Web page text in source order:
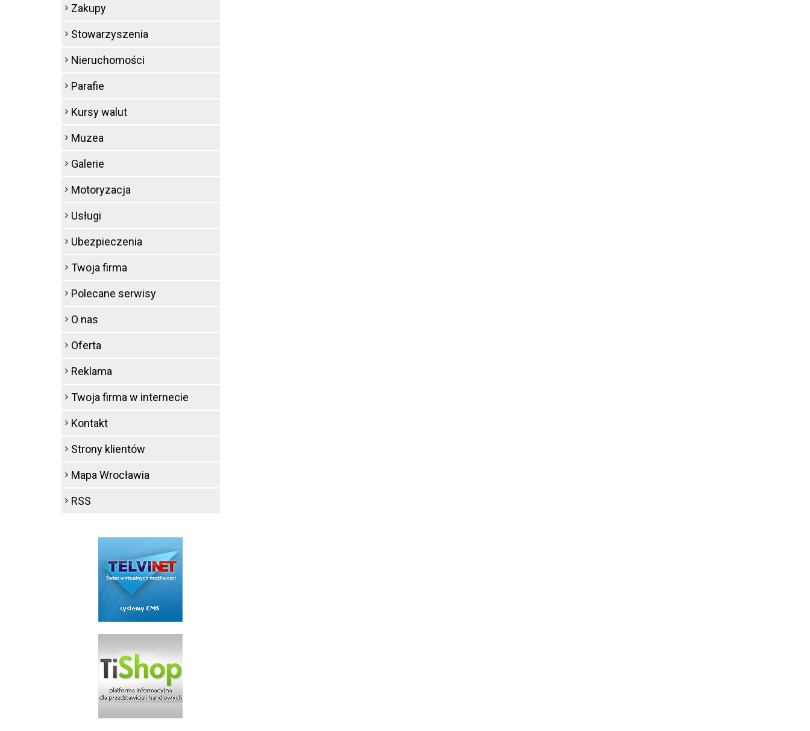
Zakupy
Stowarzyszenia
Nieruchomości
Parafie
Kursy walut
Muzea
Galerie
Motoryzacja
Usługi
Ubezpieczenia
Twoja firma
Polecane serwisy
O nas
Oferta
Reklama
Twoja firma w internecie
Kontakt
Strony klientów
Mapa Wrocławia
RSS